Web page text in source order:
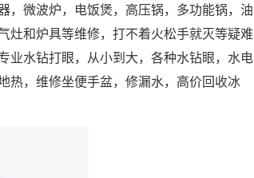
，微波炉，电饭煲，高压锅，多功能锅，油
灶和炉具等维修，打不着火松手就灭等疑难
业水钻打眼，从小到大，各种水钻眼，水电
热，维修坐便手盆，修漏水，高价回收冰